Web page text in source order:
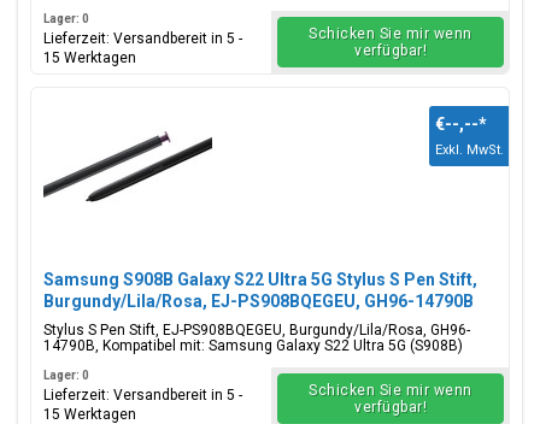
Lager: 0
Lieferzeit: Versandbereit in 5 -
15 Werktagen
Schicken Sie mir wenn
verfügbar!
Samsung S908B Galaxy S22 Ultra 5G Stylus S Pen Stift,
Burgundy/Lila/Rosa, EJ-PS908BQEGEU, GH96-14790B
Stylus S Pen Stift, EJ-PS908BQEGEU, Burgundy/Lila/Rosa, GH96-
14790B, Kompatibel mit: Samsung Galaxy S22 Ultra 5G (S908B)
€--,--*
Exkl. MwSt.
Lager: 0
Lieferzeit: Versandbereit in 5 -
15 Werktagen
Schicken Sie mir wenn
verfügbar!